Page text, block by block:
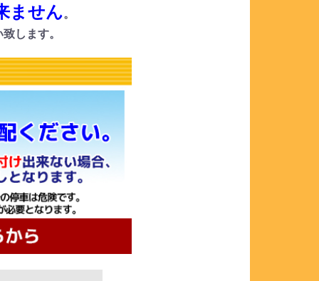
ません。
します。